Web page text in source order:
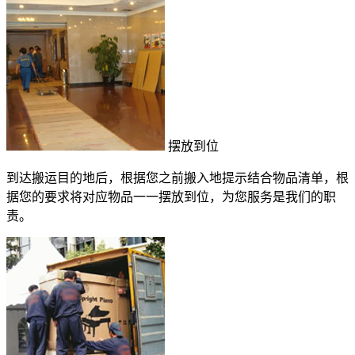
摆放到位
到达搬运目的地后，根据您之前搬入地提示结合物品清单，根
据您的要求将对应物品一一摆放到位，为您服务是我们的职
责。